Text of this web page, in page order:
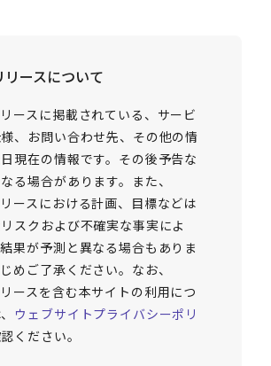
リースについて
ースに掲載されている、サービ
、お問い合わせ先、その他の情
現在の情報です。その後予告な
る場合があります。また、
ースにおける計画、目標などは
スクおよび不確実な事実によ
果が予測と異なる場合もありま
めご了承ください。なお、
ースを含む本サイトの利用につ
ウェブサイトプライバシーポリ
ください。